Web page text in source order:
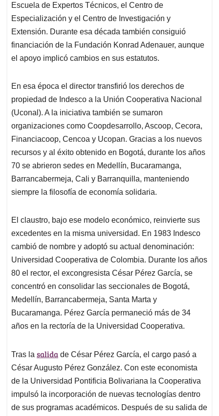
Escuela de Expertos Técnicos, el Centro de
Especialización y el Centro de Investigación y
Extensión. Durante esa década también consiguió
financiación de la Fundación Konrad Adenauer, aunque
el apoyo implicó cambios en sus estatutos.
En esa época el director transfirió los derechos de
propiedad de Indesco a la Unión Cooperativa Nacional
(Uconal). A la iniciativa también se sumaron
organizaciones como Coopdesarrollo, Ascoop, Cecora,
Financiacoop, Cencoa y Ucopan. Gracias a los nuevos
recursos y al éxito obtenido en Bogotá, durante los años
70 se abrieron sedes en Medellín, Bucaramanga,
Barrancabermeja, Cali y Barranquilla, manteniendo
siempre la filosofía de economía solidaria.
El claustro, bajo ese modelo económico, reinvierte sus
excedentes en la misma universidad. En 1983 Indesco
cambió de nombre y adoptó su actual denominación:
Universidad Cooperativa de Colombia. Durante los años
80 el rector, el excongresista César Pérez García, se
concentró en consolidar las seccionales de Bogotá,
Medellín, Barrancabermeja, Santa Marta y
Bucaramanga. Pérez García permaneció más de 34
años en la rectoría de la Universidad Cooperativa.
Tras la salida de César Pérez García, el cargo pasó a
César Augusto Pérez González. Con este economista
de la Universidad Pontificia Bolivariana la Cooperativa
impulsó la incorporación de nuevas tecnologías dentro
de sus programas académicos. Después de su salida de